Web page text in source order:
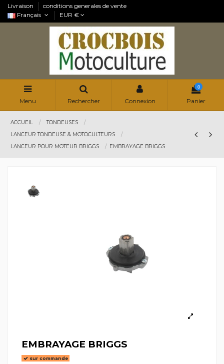
Livraison
conditions generales de vente
Français
EUR €
Menu Rechercher Connexion
0
Panier
ACCUEIL
TONDEUSES
LANCEUR TONDEUSE & MOTOCULTEURS
LANCEUR POUR MOTEUR BRIGGS
EMBRAYAGE BRIGGS
EMBRAYAGE BRIGGS
sur commande